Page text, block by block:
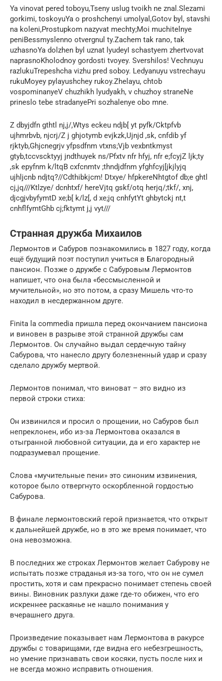
Ya vinovat pered toboyu,Tseny uslug tvoikh ne znal.Slezami
gorkimi, toskoyuYa o proshchenyi umolyal,Gotov byl, stavshi
na koleni,Prostupkom nazyvat mechty;Moi muchitelnye
peniBessmyslenno otvergnul ty.Zachem tak rano, tak
uzhasnoYa dolzhen byl uznat lyudeyI schastyem zhertvovat
naprasnoKholodnoy gordosti tvoyey. Svershilos! Vechnuyu
razlukuTrepeshcha vizhu pred soboy. Ledyanuyu vstrechayu
rukuMoyey pylayushchey rukoy.Zhelayu, chtob
vospominanyeV chuzhikh lyudyakh, v chuzhoy straneNe
prineslo tebe stradanyePri sozhalenye obo mne.
Z dbyjdfn gthtl nj,j/,Wtys eckeu ndjb[ yt pyfk/Cktpfvb
ujhmrbvb, njcrj/Z j ghjotymb evjkzk,Ujnjd ,sk, cnfdib yf
rjktyb,Ghjcnegrjv yfpsdfnm vtxns;Vjb vexbntkmyst
gtyb,tccvscktyyj jndthuyek ns/Pfxtv nfr hfyj, nfr e;fcyjZ ljk;ty
,sk epyfnm k/ltqB cxfcnmtv ;thndjdfnm yfghfcyj[jkjlyjq
ujhljcnb ndjtq?//Cdthibkjcm! Dtxye/ hfpkereNhtgtof db;e ghtl
cj,jq///Ktlzye/ dcnhtxf/ hereVjtq gskf/otq herjq/;tkf/, xnj,
djcgjvbyfymtD xe;b[ k/lz[, d xe;jq cnhfytYt ghbytckj nt,t
cnhflfymtGhb cj;fktymt j,j vyt///
Странная дружба Михаилов
Лермонтов и Сабуров познакомились в 1827 году, когда
ещё будущий поэт поступил учиться в Благородный
пансион. Позже о дружбе с Сабуровым Лермонтов
напишет, что она была «бессмысленной и
мучительной», но это потом, а сразу Мишель что-то
находил в несдержанном друге.
Finita la commedia пришла перед окончанием пансиона
и виновен в разрыве этой странной дружбы сам
Лермонтов. Он случайно выдал сердечную тайну
Сабурова, что нанесло другу болезненный удар и сразу
сделало дружбу мертвой.
Лермонтов понимал, что виноват – это видно из
первой строки стиха:
Он извинился и просил о прощении, но Сабуров был
непреклонен, ибо из-за Лермонтова оказался в
отыгранной любовной ситуации, да и его характер не
подразумевал прощение.
Слова «мучительные пени» это синоним извинения,
которое было отвергнуто оскорбленной гордостью
Сабурова.
В финале лермонтовский герой признается, что открыт
к дальнейшей дружбе, но в это же время понимает, что
она невозможна.
В последних же строках Лермонтов желает Сабурову не
испытать позже страданья из-за того, что он не сумел
простить, хотя и сам прекрасно понимает степень своей
вины. Виновник разлуки даже где-то обижен, что его
искреннее раскаянье не нашло понимания у
вчерашнего друга.
Произведение показывает нам Лермонтова в ракурсе
дружбы с товарищами, где видна его небезгрешность,
но умение признавать свои косяки, пусть после них и
не всегда можно исправить отношения.